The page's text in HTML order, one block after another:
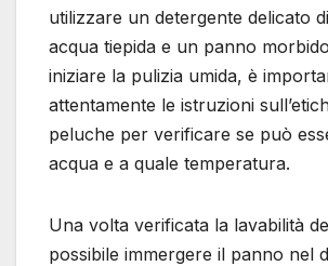
utilizzare un detergente delicato
acqua tiepida e un panno
iniziare la pulizia umida, è
attentamente le istruzioni
peluche per verificare se può
acqua e a quale temperatura.
Una volta verificata la lavabilità
possibile immergere il panno nel